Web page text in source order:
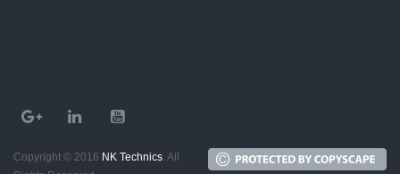
Copyright © 2016 NK Technics . All